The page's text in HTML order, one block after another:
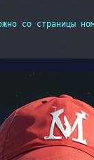
со страницы